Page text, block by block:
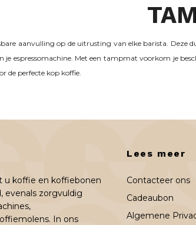
aanvulling op de uitrusting van elke barista. Deze
espressomachine. Met een tampmat voorkom je
de perfecte kop koffie.
u koffie en koffiebonen
evenals zorgvuldig
In ons
Lees meer
Contacteer ons
Cadeaubon
Algemene